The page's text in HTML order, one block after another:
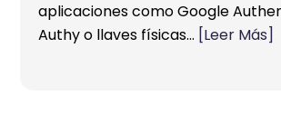
aplicaciones como Google
Authy o llaves físicas… [Leer Más]